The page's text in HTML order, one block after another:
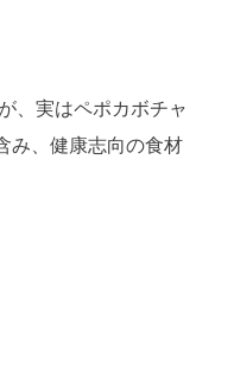
、実はペポカボチャ
み、健康志向の食材